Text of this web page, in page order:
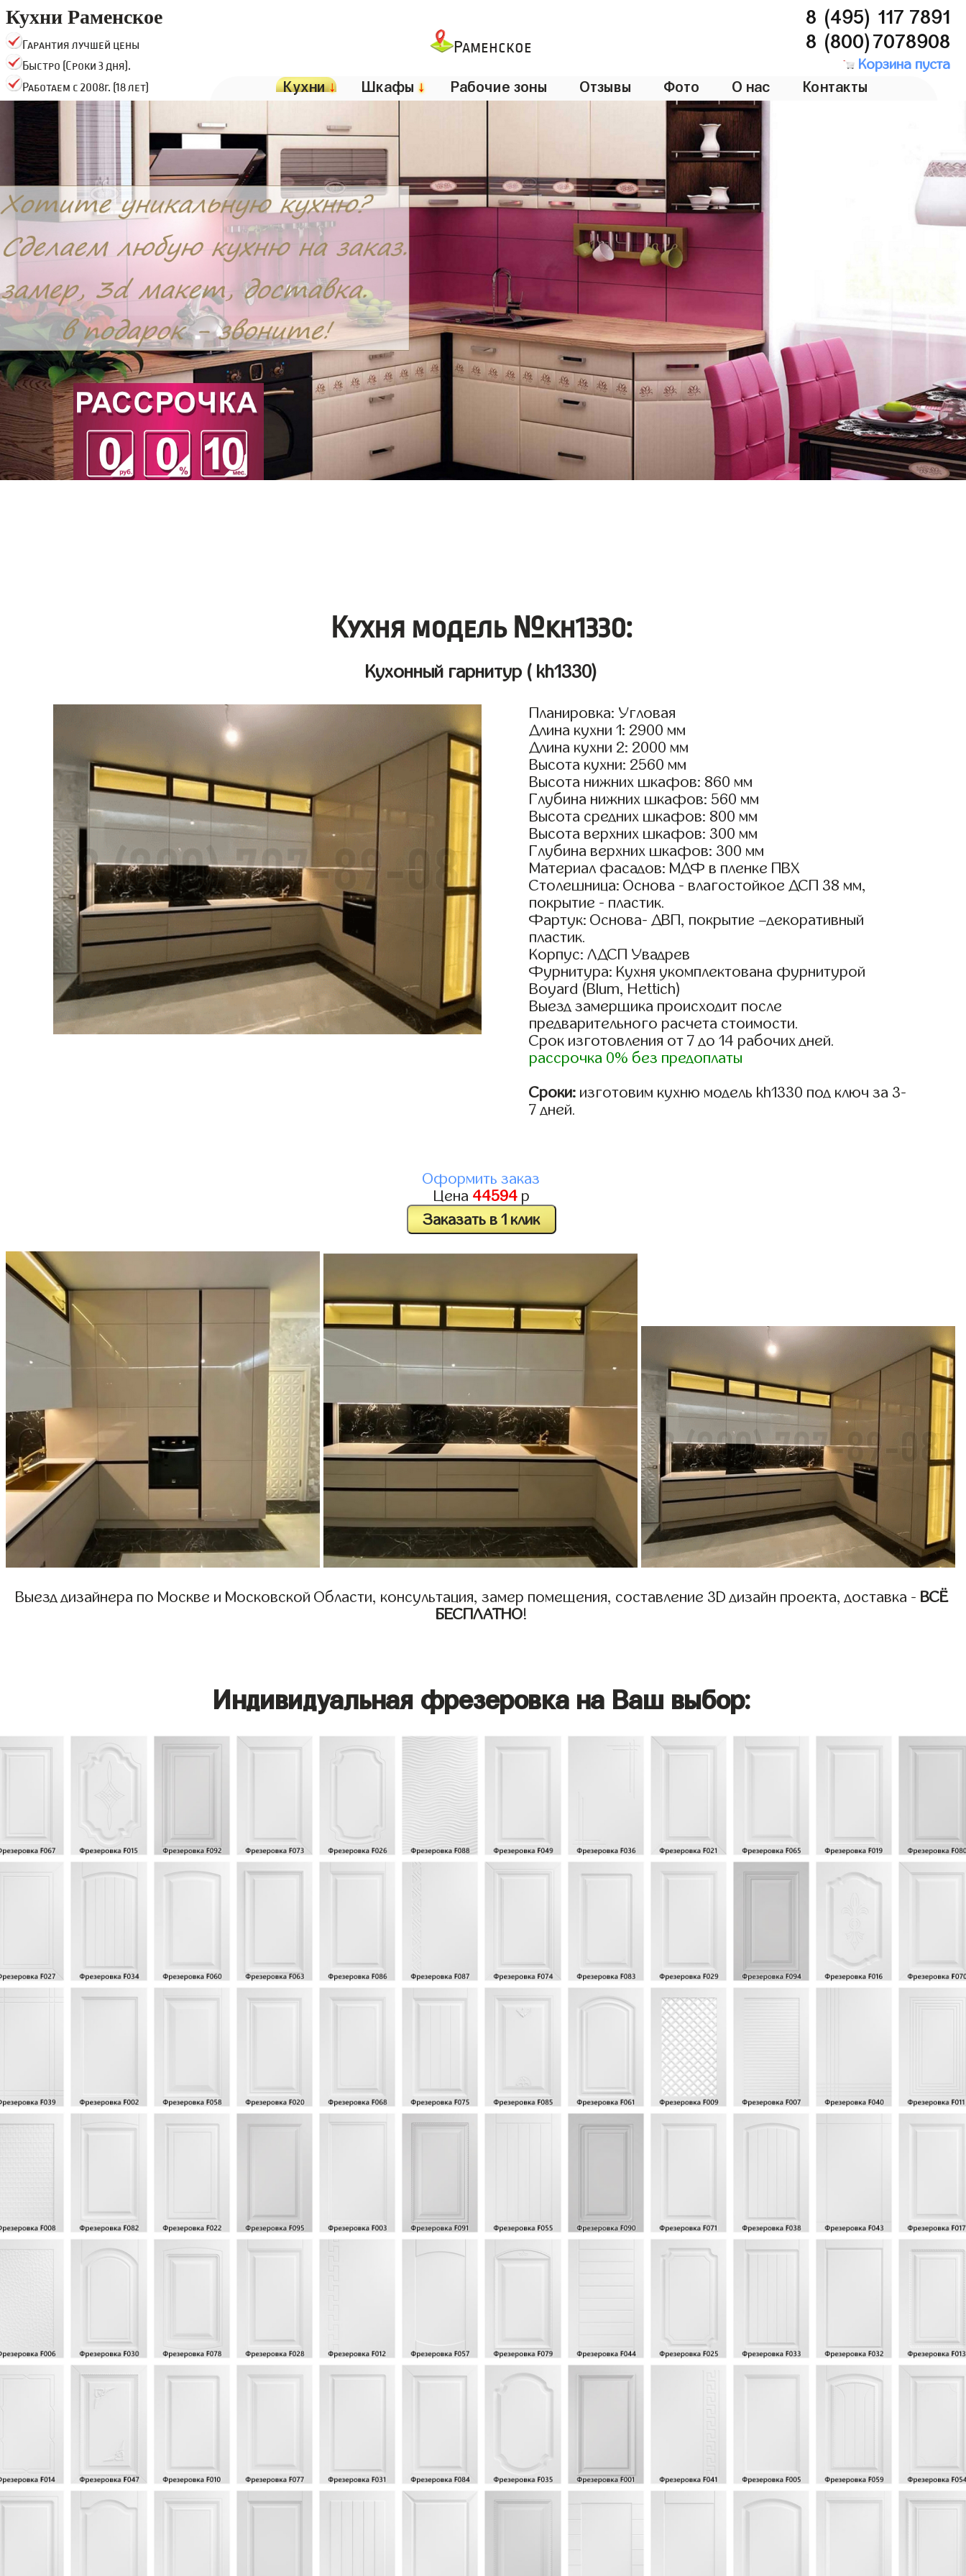
Кухни Раменское
Гарантия лучшей цены
Быстро (Сроки 3 дня).
Работаем с 2008г. (18 лет)
Раменское
8 (495) 117 7891
8 (800)7078908
Корзина пуста
Кухни↓ Шкафы ↓ Рабочие зоны Отзывы Фото О нас Контакты
Кухня модель №kh1330:
Кухонный гарнитур ( kh1330)
Планировка: Угловая
Длина кухни 1: 2900 мм
Длина кухни 2: 2000 мм
Высота кухни: 2560 мм
Высота нижних шкафов: 860 мм
Глубина нижних шкафов: 560 мм
Высота средних шкафов: 800 мм
Высота верхних шкафов: 300 мм
Глубина верхних шкафов: 300 мм
Материал фасадов: МДФ в пленке ПВХ
Столешница: Основа - влагостойкое ДСП 38 мм,
покрытие - пластик.
Фартук: Основа- ДВП, покрытие –декоративный
пластик.
Корпус: ЛДСП Увадрев
Фурнитура: Кухня укомплектована фурнитурой
Boyard (Blum, Hettich)
Выезд замерщика происходит после
предварительного расчета стоимости.
Срок изготовления от 7 до 14 рабочих дней.
рассрочка 0% без предоплаты
Сроки: изготовим кухню модель kh1330 под ключ за 3-
7 дней.
Оформить заказ
Цена 44594р
Заказать в 1 клик
Выезд дизайнера по Москве и Московской Области, консультация, замер помещения, составление 3D дизайн проекта, доставка - ВСЁ
БЕСПЛАТНО!
Индивидуальная фрезеровка на Ваш выбор: